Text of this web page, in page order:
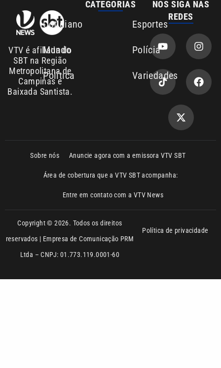
Anuncie agora com a emissora VTV SBT
Área de cobertura que a VTV SBT acompanha:
Entre em contato com a VTV News
Copyright © 2026. Todos os direitos
reservados | Empresa de Comunicação PRM
Política de privacidade